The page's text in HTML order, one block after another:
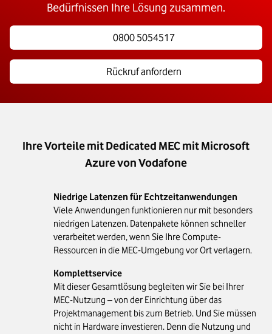
Bedürfnissen Ihre Lösung zusammen.
0800 5054517
Rückruf anfordern
Ihre Vorteile mit Dedicated MEC mit Microsoft
Azure von Vodafone
Niedrige Latenzen für Echtzeitanwendungen
Viele Anwendungen funktionieren nur mit besonders
niedrigen Latenzen. Datenpakete können schneller
verarbeitet werden, wenn Sie Ihre Compute-
Ressourcen in die MEC-Umgebung vor Ort verlagern.
Komplettservice
Mit dieser Gesamtlösung begleiten wir Sie bei Ihrer
MEC-Nutzung – von der Einrichtung über das
Projektmanagement bis zum Betrieb. Und Sie müssen
nicht in Hardware investieren. Denn die Nutzung und